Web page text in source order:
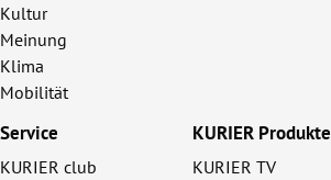
Kultur
Meinung
Klima
Mobilität
Service
KURIER club
KURIER Produkte
KURIER TV